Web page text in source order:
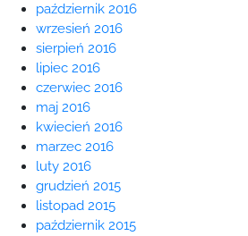
październik 2016
wrzesień 2016
sierpień 2016
lipiec 2016
czerwiec 2016
maj 2016
kwiecień 2016
marzec 2016
luty 2016
grudzień 2015
listopad 2015
październik 2015